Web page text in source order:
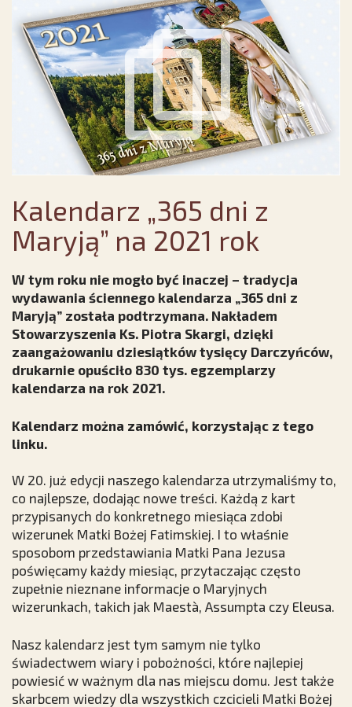
Kalendarz „365 dni z
Maryją” na 2021 rok
W tym roku nie mogło być inaczej – tradycja
wydawania ściennego kalendarza „365 dni z
Maryją” została podtrzymana. Nakładem
Stowarzyszenia Ks. Piotra Skargi, dzięki
zaangażowaniu dziesiątków tysięcy Darczyńców,
drukarnie opuściło 830 tys. egzemplarzy
kalendarza na rok 2021.
Kalendarz można zamówić, korzystając z tego
linku.
W 20. już edycji naszego kalendarza utrzymaliśmy to,
co najlepsze, dodając nowe treści. Każdą z kart
przypisanych do konkretnego miesiąca zdobi
wizerunek Matki Bożej Fatimskiej. I to właśnie
sposobom przedstawiania Matki Pana Jezusa
poświęcamy każdy miesiąc, przytaczając często
zupełnie nieznane informacje o Maryjnych
wizerunkach, takich jak Maestà, Assumpta czy Eleusa.
Nasz kalendarz jest tym samym nie tylko
świadectwem wiary i pobożności, które najlepiej
powiesić w ważnym dla nas miejscu domu. Jest także
skarbcem wiedzy dla wszystkich czcicieli Matki Bożej